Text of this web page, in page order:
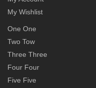
My Wishlist
One One
Two Tow
Three Three
Four Four
Five Five